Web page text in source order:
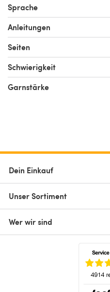
Sprache
Anleitungen
Seiten
Schwierigkeit
Garnstärke
Dein Einkauf
Unser Sortiment
Wer wir sind